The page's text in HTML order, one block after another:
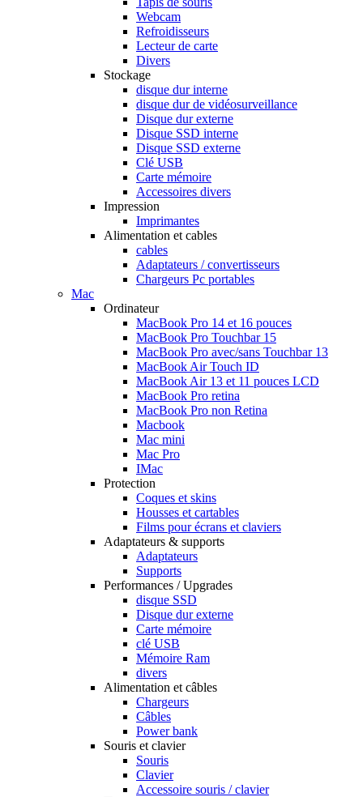
Webcam
Refroidisseurs
Lecteur de carte
Divers
Stockage
disque dur interne
disque dur de vidéosurveillance
Disque dur externe
Disque SSD interne
Disque SSD externe
Clé USB
Carte mémoire
Accessoires divers
Impression
Imprimantes
Alimentation et cables
cables
Adaptateurs / convertisseurs
Chargeurs Pc portables
Mac
Ordinateur
MacBook Pro 14 et 16 pouces
MacBook Pro Touchbar 15
MacBook Pro avec/sans Touchbar 13
MacBook Air Touch ID
MacBook Air 13 et 11 pouces LCD
MacBook Pro retina
MacBook Pro non Retina
Macbook
Mac mini
Mac Pro
IMac
Protection
Coques et skins
Housses et cartables
Films pour écrans et claviers
Adaptateurs & supports
Adaptateurs
Supports
Performances / Upgrades
disque SSD
Disque dur externe
Carte mémoire
clé USB
Mémoire Ram
divers
Alimentation et câbles
Chargeurs
Câbles
Power bank
Souris et clavier
Souris
Clavier
Accessoire souris / clavier